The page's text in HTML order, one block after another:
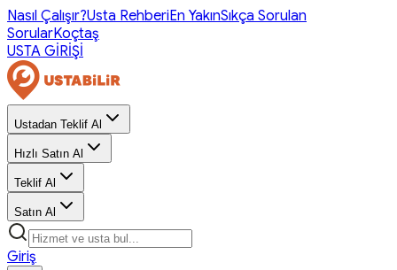
Nasıl Çalışır?Usta RehberiEn YakınSıkça Sorulan
SorularKoçtaş
USTA GİRİŞİ
Ustadan Teklif Al
Hızlı Satın Al
Teklif Al
Satın Al
Giriş